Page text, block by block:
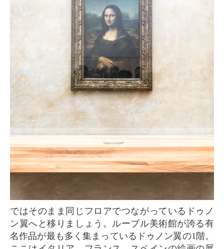
ではそのまま同じフロアでつながっているドゥノ
ン翼へと移りましょう。ルーブル美術館が誇る有
名作品が最も多く集まっているドゥノン翼の1階。